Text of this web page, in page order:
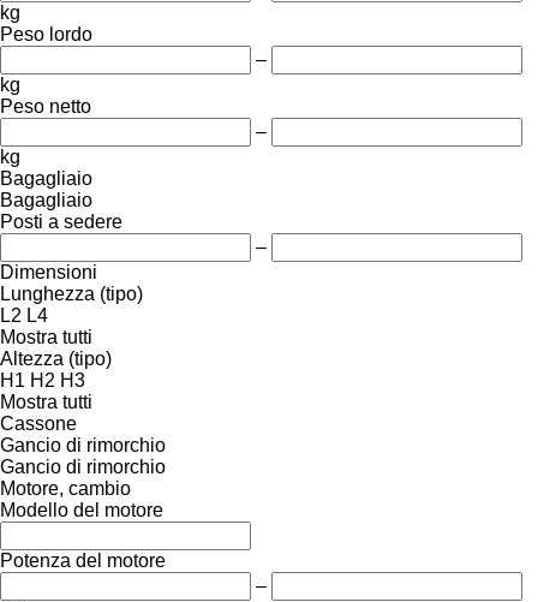
kg
Peso lordo
–
kg
Peso netto
–
kg
Bagagliaio
Bagagliaio
Posti a sedere
–
Dimensioni
Lunghezza (tipo)
L2 L4
Mostra tutti
Altezza (tipo)
H1 H2 H3
Mostra tutti
Cassone
Gancio di rimorchio
Gancio di rimorchio
Motore, cambio
Modello del motore
Potenza del motore
–